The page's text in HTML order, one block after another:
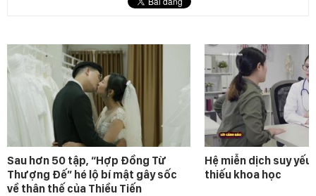
Sau hơn 50 tập, “Hợp Đồng Từ
Thượng Đế” hé lộ bí mật gây sốc
về thân thế của Thiều Tiến
Hệ miễn dịch suy
thiếu khoa học